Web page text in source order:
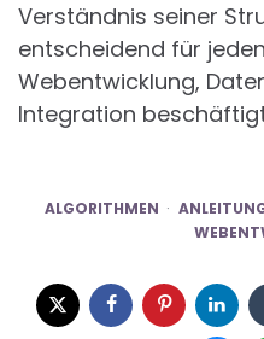
Verständnis seiner
entscheidend für
Webentwicklung,
Integration
ALGORITHMEN